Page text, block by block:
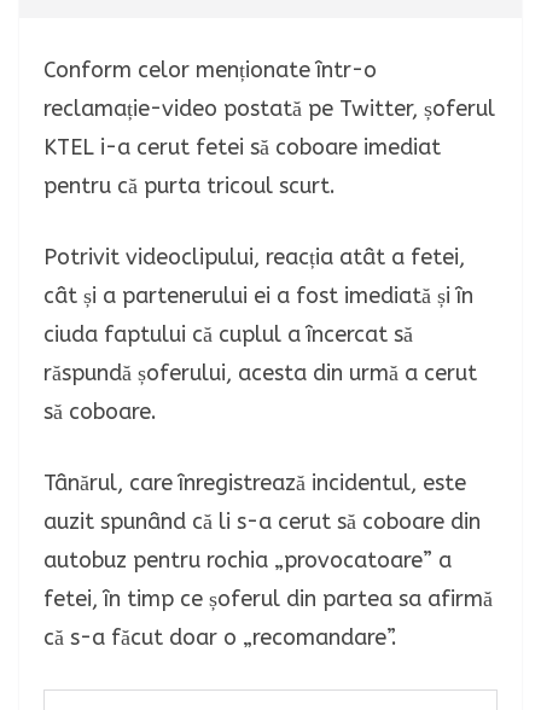
Conform celor menționate într-o
reclamație-video postată pe Twitter, șoferul
KTEL i-a cerut fetei să coboare imediat
pentru că purta tricoul scurt.
Potrivit videoclipului, reacția atât a fetei,
cât și a partenerului ei a fost imediată și în
ciuda faptului că cuplul a încercat să
răspundă șoferului, acesta din urmă a cerut
să coboare.
Tânărul, care înregistrează incidentul, este
auzit spunând că li s-a cerut să coboare din
autobuz pentru rochia „provocatoare” a
fetei, în timp ce șoferul din partea sa afirmă
că s-a făcut doar o „recomandare”.